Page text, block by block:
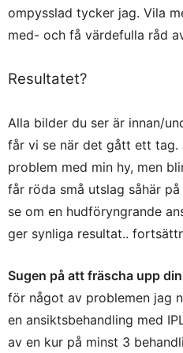
ompysslad tycker jag. Vila
med- och få värdefulla råd
Resultatet?
Alla bilder du ser är innan/
får vi se när det gått ett tag.
problem med min hy, men
får röda små utslag såhär
se om en hudföryngrande
ger synliga resultat..
Sugen på att fräscha upp
för något av problemen jag
en ansiktsbehandling med
av en kur på minst 3